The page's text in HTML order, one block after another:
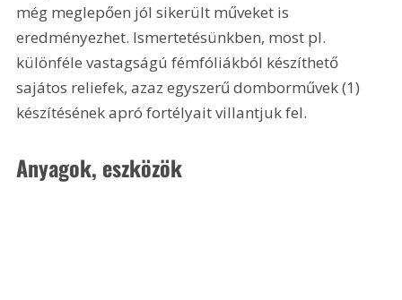
még meglepően jól sikerült műveket is
eredményezhet. Ismertetésünkben, most pl.
különféle vastagságú fémfóliákból készíthető
sajátos reliefek, azaz egyszerű domborművek (1)
készítésének apró fortélyait villantjuk fel.
Anyagok, eszközök